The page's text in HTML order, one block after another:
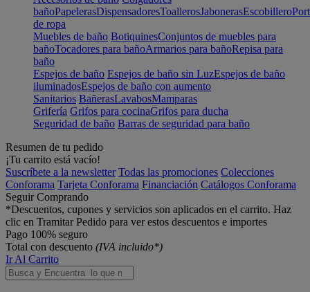
bañoPapelerasDispensadoresToallerosJabonerasEscobillero
de ropa
Muebles de baño BotiquinesConjuntos de muebles para
bañoTocadores para bañoArmarios para bañoRepisa para
baño
Espejos de baño Espejos de baño sin LuzEspejos de baño
iluminadosEspejos de baño con aumento
Sanitarios BañerasLavabosMamparas
Grifería Grifos para cocinaGrifos para ducha
Seguridad de baño Barras de seguridad para baño
Resumen de tu pedido
¡Tu carrito está vacío!
Suscríbete a la newsletter Todas las promociones Colecciones
Conforama Tarjeta Conforama Financiación Catálogos Conforama
Seguir Comprando
*Descuentos, cupones y servicios son aplicados en el carrito. Haz
clic en Tramitar Pedido para ver estos descuentos e importes
Pago 100% seguro
Total con descuento (IVA incluido*)
Ir Al Carrito